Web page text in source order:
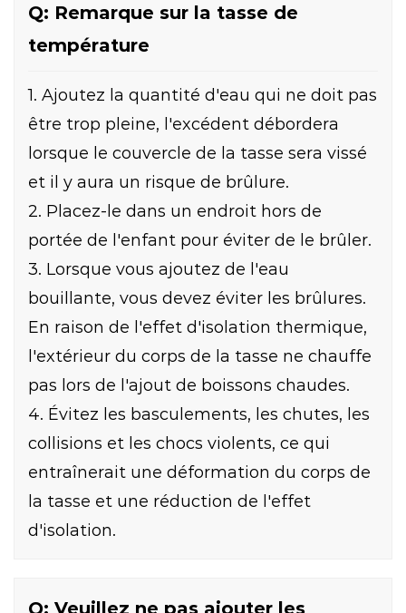
Q: Remarque sur la tasse de
température
1. Ajoutez la quantité d'eau qui ne doit pas
être trop pleine, l'excédent débordera
lorsque le couvercle de la tasse sera vissé
et il y aura un risque de brûlure.
2. Placez-le dans un endroit hors de
portée de l'enfant pour éviter de le brûler.
3. Lorsque vous ajoutez de l'eau
bouillante, vous devez éviter les brûlures.
En raison de l'effet d'isolation thermique,
l'extérieur du corps de la tasse ne chauffe
pas lors de l'ajout de boissons chaudes.
4. Évitez les basculements, les chutes, les
collisions et les chocs violents, ce qui
entraînerait une déformation du corps de
la tasse et une réduction de l'effet
d'isolation.